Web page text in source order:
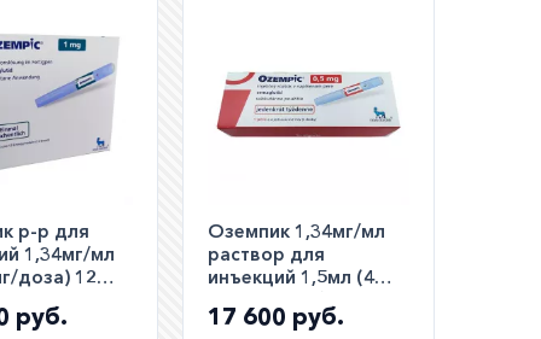
р-р для
1,34мг/мл
доза) 12
3 месяца)!!!
руб.
Оземпик 1,34мг/мл
раствор для
инъекций 1,5мл (4
дозы) 0,5мг/доза
17 600 руб.